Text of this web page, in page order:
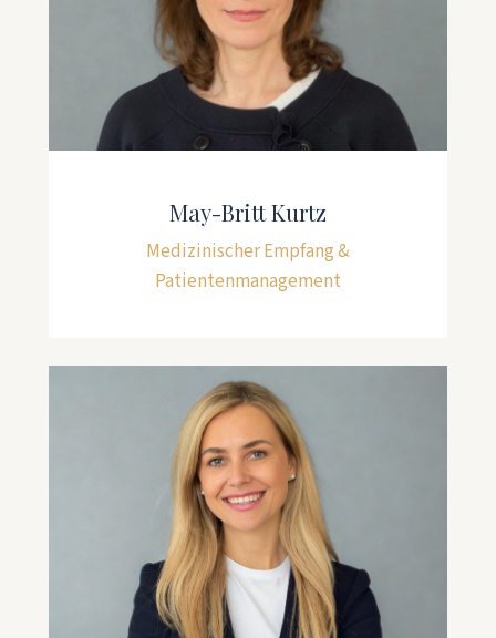
May-Britt Kurtz
Medizinischer Empfang &
Patientenmanagement